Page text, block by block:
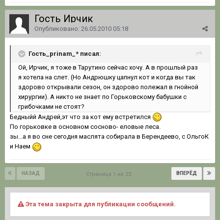
Гость Ирчик
Опубликовано: 26.05.2010 05:18
Гость_prinam_* писал:
Ой, Ирчик, я тоже в Тарутино сейчас хочу. А в прошлый раз
я хотела на слет. (Но Андрюшку цапнул кот и когда вы так
здорово открывали сезон, он здорово полежал в гнойной
хирургии). А никто не знает по Горьковскому бабушки с
грибочками не стоят?
Бедныйй Андрей,эт что за кот ему встретился
По горьковке в основном сосново- еловые леса.
зы...а я во сне сегодня маслята собирала в Берендеево, с ОльгоК
и Наем
НАЗАД ВПЕРЁД
Страница 1 из 23
Эта тема закрыта для публикации сообщений.